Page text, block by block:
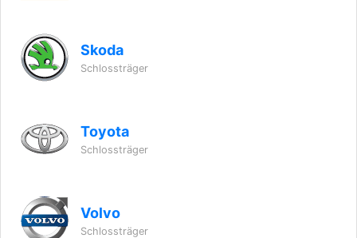
Skoda
Schlossträger
Toyota
Schlossträger
Volvo
Schlossträger